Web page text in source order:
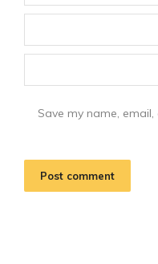
Save my name,
Post comment